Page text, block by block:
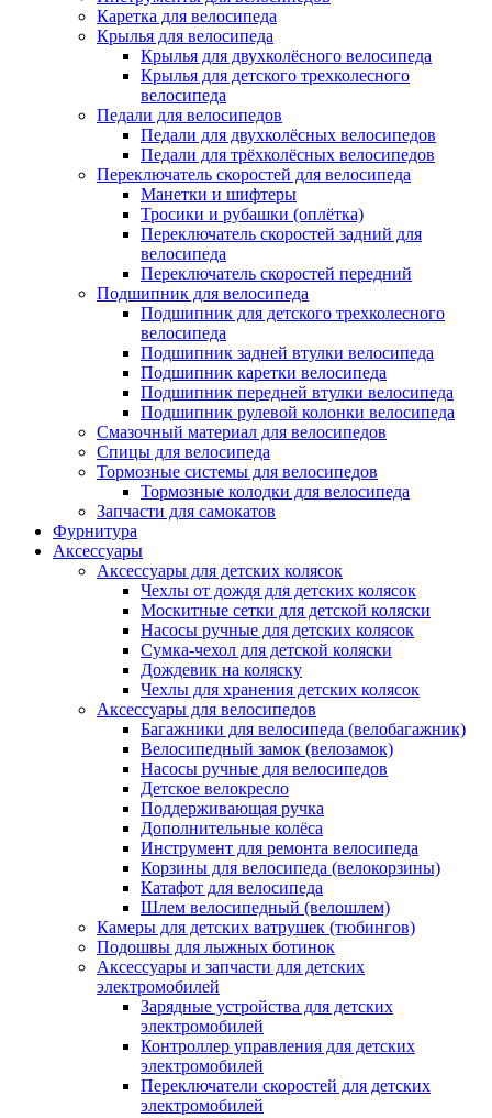
Каретка для велосипеда
Крылья для велосипеда
Крылья для двухколёсного велосипеда
Крылья для детского трехколесного
велосипеда
Педали для велосипедов
Педали для двухколёсных велосипедов
Педали для трёхколёсных велосипедов
Переключатель скоростей для велосипеда
Манетки и шифтеры
Тросики и рубашки (оплётка)
Переключатель скоростей задний для
велосипеда
Переключатель скоростей передний
Подшипник для велосипеда
Подшипник для детского трехколесного
велосипеда
Подшипник задней втулки велосипеда
Подшипник каретки велосипеда
Подшипник передней втулки велосипеда
Подшипник рулевой колонки велосипеда
Смазочный материал для велосипедов
Спицы для велосипеда
Тормозные системы для велосипедов
Тормозные колодки для велосипеда
Запчасти для самокатов
Фурнитура
Аксессуары
Аксессуары для детских колясок
Чехлы от дождя для детских колясок
Москитные сетки для детской коляски
Насосы ручные для детских колясок
Сумка-чехол для детской коляски
Дождевик на коляску
Чехлы для хранения детских колясок
Аксессуары для велосипедов
Багажники для велосипеда (велобагажник)
Велосипедный замок (велозамок)
Насосы ручные для велосипедов
Детское велокресло
Поддерживающая ручка
Дополнительные колёса
Инструмент для ремонта велосипеда
Корзины для велосипеда (велокорзины)
Катафот для велосипеда
Шлем велосипедный (велошлем)
Камеры для детских ватрушек (тюбингов)
Подошвы для лыжных ботинок
Аксессуары и запчасти для детских
электромобилей
Зарядные устройства для детских
электромобилей
Контроллер управления для детских
электромобилей
Переключатели скоростей для детских
электромобилей